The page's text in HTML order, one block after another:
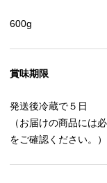
600g
賞味期限
発送後冷蔵で５日
（お届けの商品には
をご確認ください。）